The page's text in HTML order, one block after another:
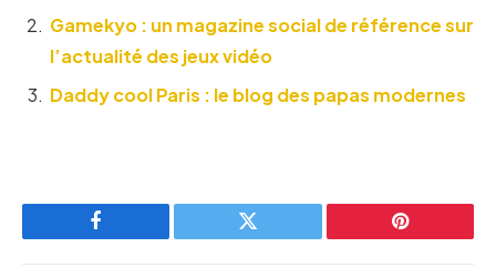
Gamekyo : un magazine social de référence sur
l’actualité des jeux vidéo
Daddy cool Paris : le blog des papas modernes
Facebook Twitter Pinterest